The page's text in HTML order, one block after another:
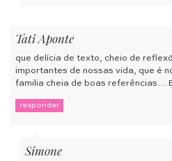
Tati Aponte
que delícia de texto, cheio de
importantes de nossas vida, que é
familia cheia de boas referências…
responder
Simone